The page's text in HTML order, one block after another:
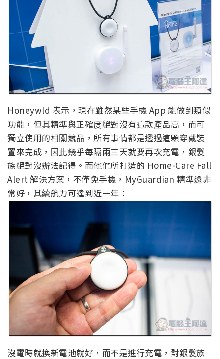
Honeywld 表示，現在雖然某些手機 App 能做到類似
功能，但其精準與正確度絕對沒有這款產品高，而可
獨立使用的相關競品，所有事情都是透過這顆穿戴裝
置來完成，因此幾乎每隔兩三天就要再次充電，銀髮
族絕對沒辦法記得。而他們所打造的 Home-Care Fall
Alert 解決方案，不僅免手機，MyGuardian 精準還非
常好，其續航力可達到近一年：
沒電時就換新電池就好，而不是進行充電，對銀髮族